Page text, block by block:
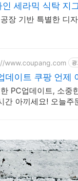
인 세라믹 식탁 지그
장 기반 특별한 디
www.coupang.com
데이트 쿠팡 언제
PC업데이트, 소중
간 아끼세요! 오늘주